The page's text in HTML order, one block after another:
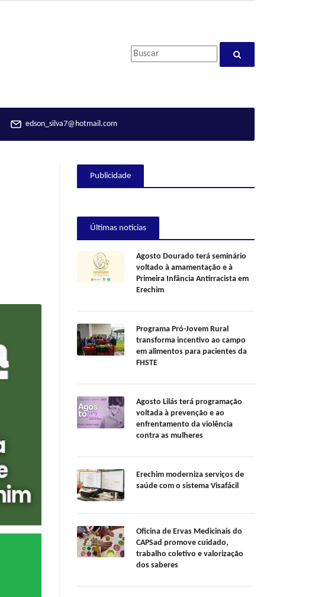
edson_silva7@hotmail.com
Publicidade
Últimas notícias
Agosto Dourado terá seminário
voltado à amamentação e à
Primeira Infância Antirracista em
Erechim
Programa Pró-Jovem Rural
transforma incentivo ao campo
em alimentos para pacientes da
FHSTE
Agosto Lilás terá programação
voltada à prevenção e ao
enfrentamento da violência
contra as mulheres
Erechim moderniza serviços de
saúde com o sistema Visafácil
Oficina de Ervas Medicinais do
CAPSad promove cuidado,
trabalho coletivo e valorização
dos saberes